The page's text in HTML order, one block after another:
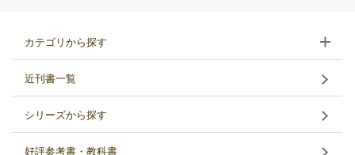
カテゴリから探す
近刊書一覧
シリーズから探す
好評参考書・教科書